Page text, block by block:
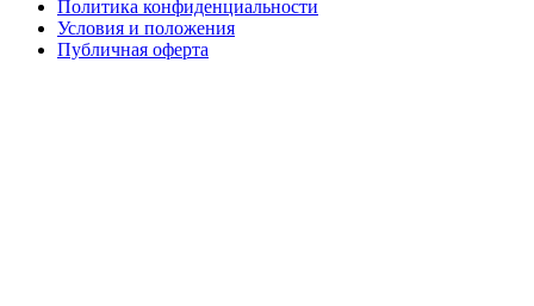
Политика конфиденциальности
Условия и положения
Публичная оферта